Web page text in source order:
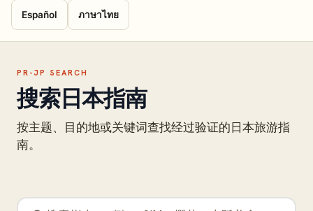
Español ภาษาไทย
PR-JP SEARCH
搜索日本指南
按主题、目的地或关键词查找经过验证的日本旅游指
南。